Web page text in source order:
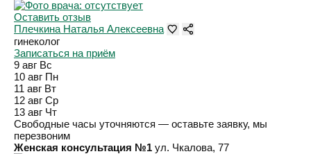
Оставить отзыв
Плечкина Наталья Алексеевна
гинеколог
Записаться на приём
9 авг Вс
10 авг Пн
11 авг Вт
12 авг Ср
13 авг Чт
Свободные часы уточняются — оставьте заявку, мы
перезвоним
Женская консультация №1 ул. Чкалова, 77